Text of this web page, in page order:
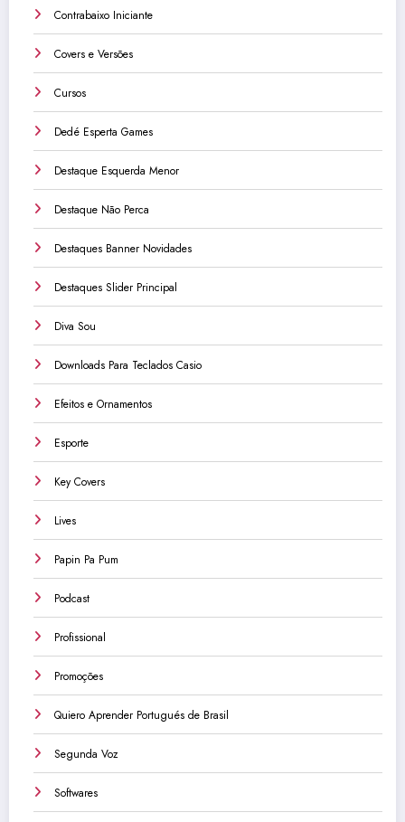
Contrabaixo Iniciante
Covers e Versões
Cursos
Dedé Esperta Games
Destaque Esquerda Menor
Destaque Não Perca
Destaques Banner Novidades
Destaques Slider Principal
Diva Sou
Downloads Para Teclados Casio
Efeitos e Ornamentos
Esporte
Key Covers
Lives
Papin Pa Pum
Podcast
Profissional
Promoções
Quiero Aprender Portugués de Brasil
Segunda Voz
Softwares